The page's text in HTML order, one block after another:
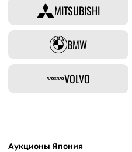
MITSUBISHI
BMW
VOLVO
Аукционы Япония